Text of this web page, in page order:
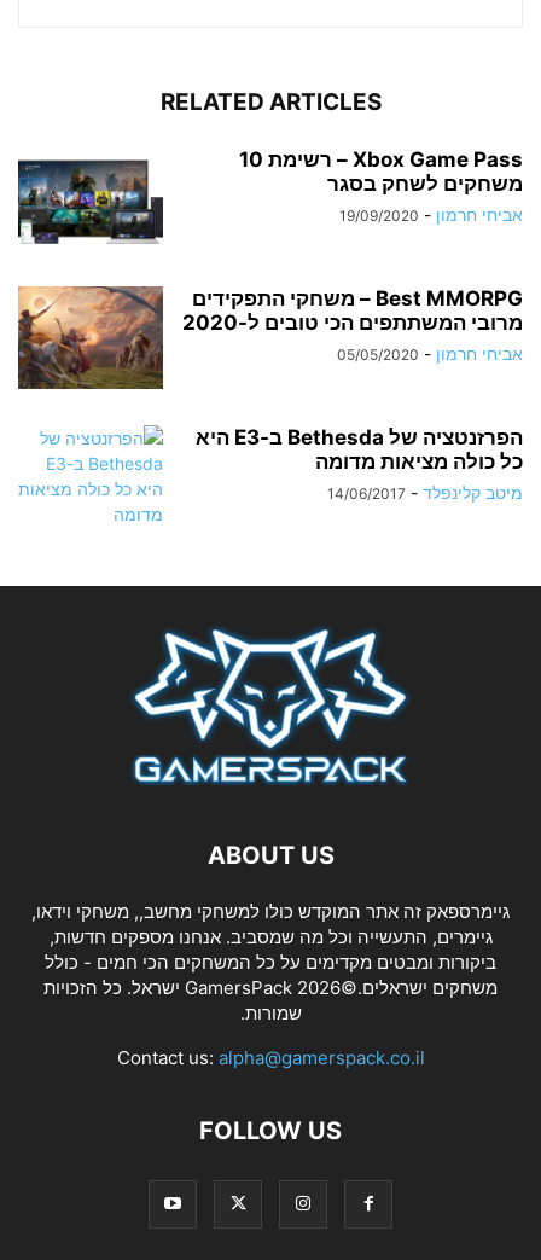
RELATED ARTICLES
Xbox Game Pass – רשימת 10
משחקים לשחק בסגר
אביחי חרמון -
19/09/2020
Best MMORPG – משחקי התפקידים
מרובי המשתתפים הכי טובים ל-2020
אביחי חרמון -
05/05/2020
הפרזנטציה של Bethesda ב-E3 היא
כל כולה מציאות מדומה
מיטב קלינפלד -
14/06/2017
ABOUT US
גיימרספאק זה אתר המוקדש כולו למשחקי מחשב,, משחקי וידאו,
גיימרים, התעשייה וכל מה שמסביב. אנחנו מספקים חדשות,
ביקורות ומבטים מקדימים על כל המשחקים הכי חמים - כולל
משחקים ישראלים.©2026 GamersPack ישראל. כל הזכויות
שמורות.
Contact us: alpha@gamerspack.co.il
FOLLOW US